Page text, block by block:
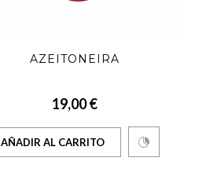
AZEITONEIRA
19,00 €
AÑADIR AL CARRITO